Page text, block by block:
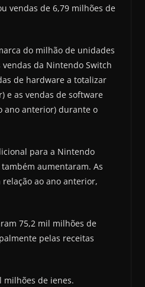
vendas de 6,79 milhões de
do milhão de unidades
da Nintendo Switch
de hardware a totalizar
e as vendas de software
ano anterior) durante o
para a Nintendo
aumentaram. As
ao ano anterior,
75,2 mil milhões de
pelas receitas
de ienes.